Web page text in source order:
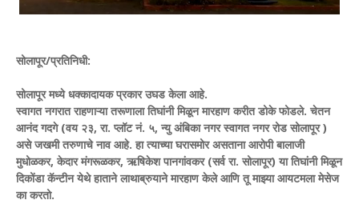
सोलापूर/प्रतिनिधी:
सोलापूर मध्ये धक्कादायक प्रकार उघड केला आहे.
स्वागत नगरात राहणाऱ्या तरूणाला तिघांनी मिळून मारहाण करीत डोके फोडले. चेतन
आनंद गदगे (वय २३, रा. प्लॉट नं. ५, न्यु अंबिका नगर स्वागत नगर रोड सोलापूर )
असे जखमी तरुणाचे नाव आहे. हा त्याच्या घरासमोर असताना आरोपी बालाजी
मुधोळकर, केदार मंगरूळकर, ऋषिकेश पानगांवकर (सर्व रा. सोलापूर) या तिघांनी मिळून
दिकोंडा कॅन्टीन येथे हाताने लाथाब्रुयाने मारहाण केले आणि तू माझ्या आयटमला मेसेज
का करतो.